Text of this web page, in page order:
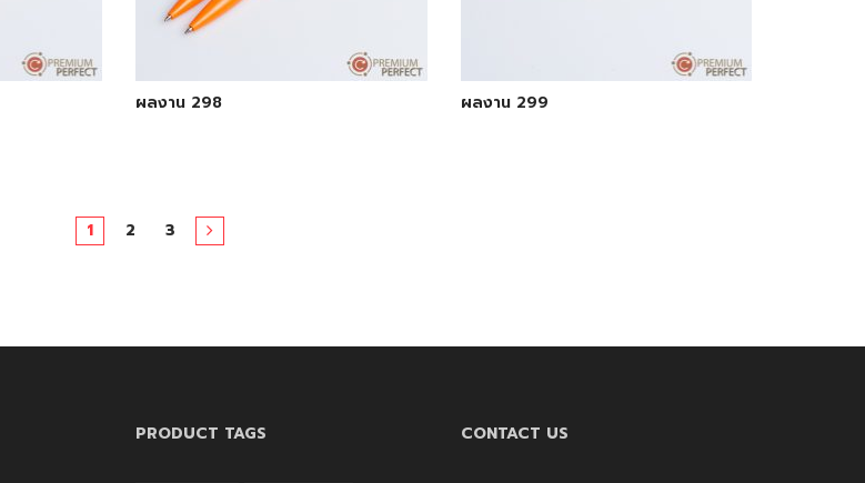
ผลงาน 298 ผลงาน 299
1 2 3
PRODUCT TAGS CONTACT US